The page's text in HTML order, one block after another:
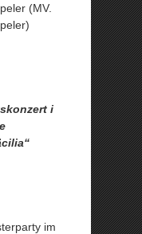
(MV.
i
im